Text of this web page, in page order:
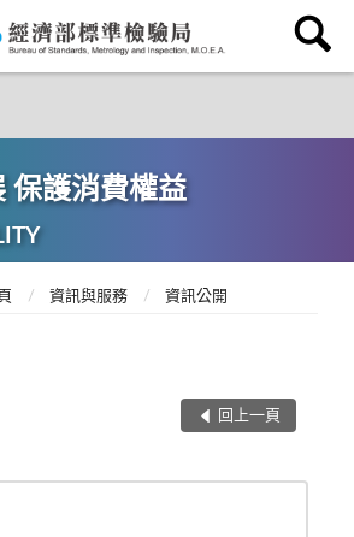
保護消費權益
資訊與服務 資訊公開
回上一頁